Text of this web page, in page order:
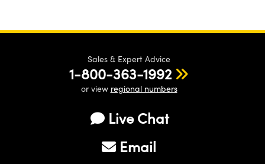
Sales & Expert Advice
1-800-363-1992
or view regional numbers
Live Chat
Email